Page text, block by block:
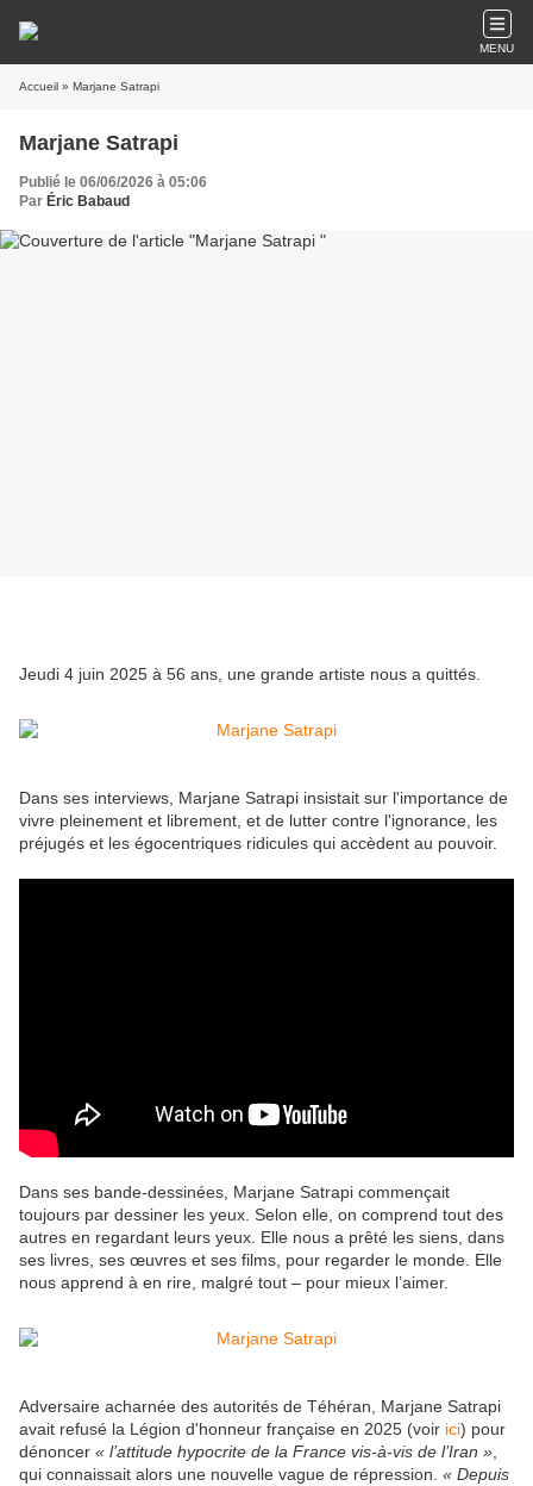
MENU
Accueil » Marjane Satrapi
Marjane Satrapi
Publié le 06/06/2026 à 05:06
Par Éric Babaud
Jeudi 4 juin 2025 à 56 ans, une grande artiste nous a quittés.
Dans ses interviews, Marjane Satrapi insistait sur l'importance de
vivre pleinement et librement, et de lutter contre l'ignorance, les
préjugés et les égocentriques ridicules qui accèdent au pouvoir.
Dans ses bande-dessinées, Marjane Satrapi commençait
toujours par dessiner les yeux. Selon elle, on comprend tout des
autres en regardant leurs yeux. Elle nous a prêté les siens, dans
ses livres, ses œuvres et ses films, pour regarder le monde. Elle
nous apprend à en rire, malgré tout – pour mieux l’aimer.
Adversaire acharnée des autorités de Téhéran, Marjane Satrapi
avait refusé la Légion d'honneur française en 2025 (voir ici) pour
dénoncer « l’attitude hypocrite de la France vis-à-vis de l’Iran »
qui connaissait alors une nouvelle vague de répression. « Depuis